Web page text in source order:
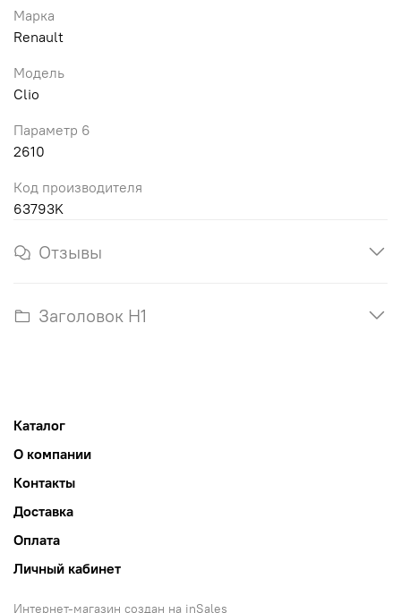
Марка
Renault
Модель
Clio
Параметр 6
2610
Код производителя
63793K
Отзывы
Заголовок H1
Каталог
О компании
Контакты
Доставка
Оплата
Личный кабинет
Интернет-магазин создан на inSales